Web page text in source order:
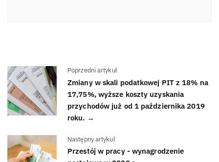
Poprzedni artykuł
Zmiany w skali podatkowej PIT z 18% na
17,75%, wyższe koszty uzyskania
przychodów już od 1 października 2019
roku. →
Następny artykuł
Przestój w pracy - wynagrodzenie